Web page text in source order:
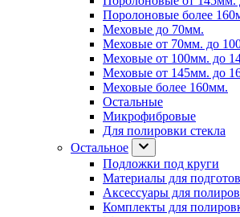
Поролоновые более
Меховые до 70мм.
Меховые от 70мм. до
Меховые от 100мм. до
Меховые от 145мм. до
Меховые более 160мм.
Остальные
Микрофибровые
Для полировки стекла
Остальное
Подложки под круги
Материалы для
Аксессуары для
Комплекты для